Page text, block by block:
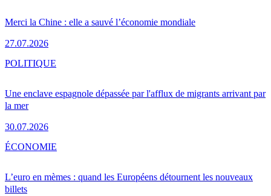
Merci la Chine : elle a sauvé l’économie mondiale
27.07.2026
Une enclave espagnole dépassée par l'afflux de migrants arrivant par
la mer
30.07.2026
POLITIQUE
L’euro en mèmes : quand les Européens détournent les nouveaux
billets
ÉCONOMIE